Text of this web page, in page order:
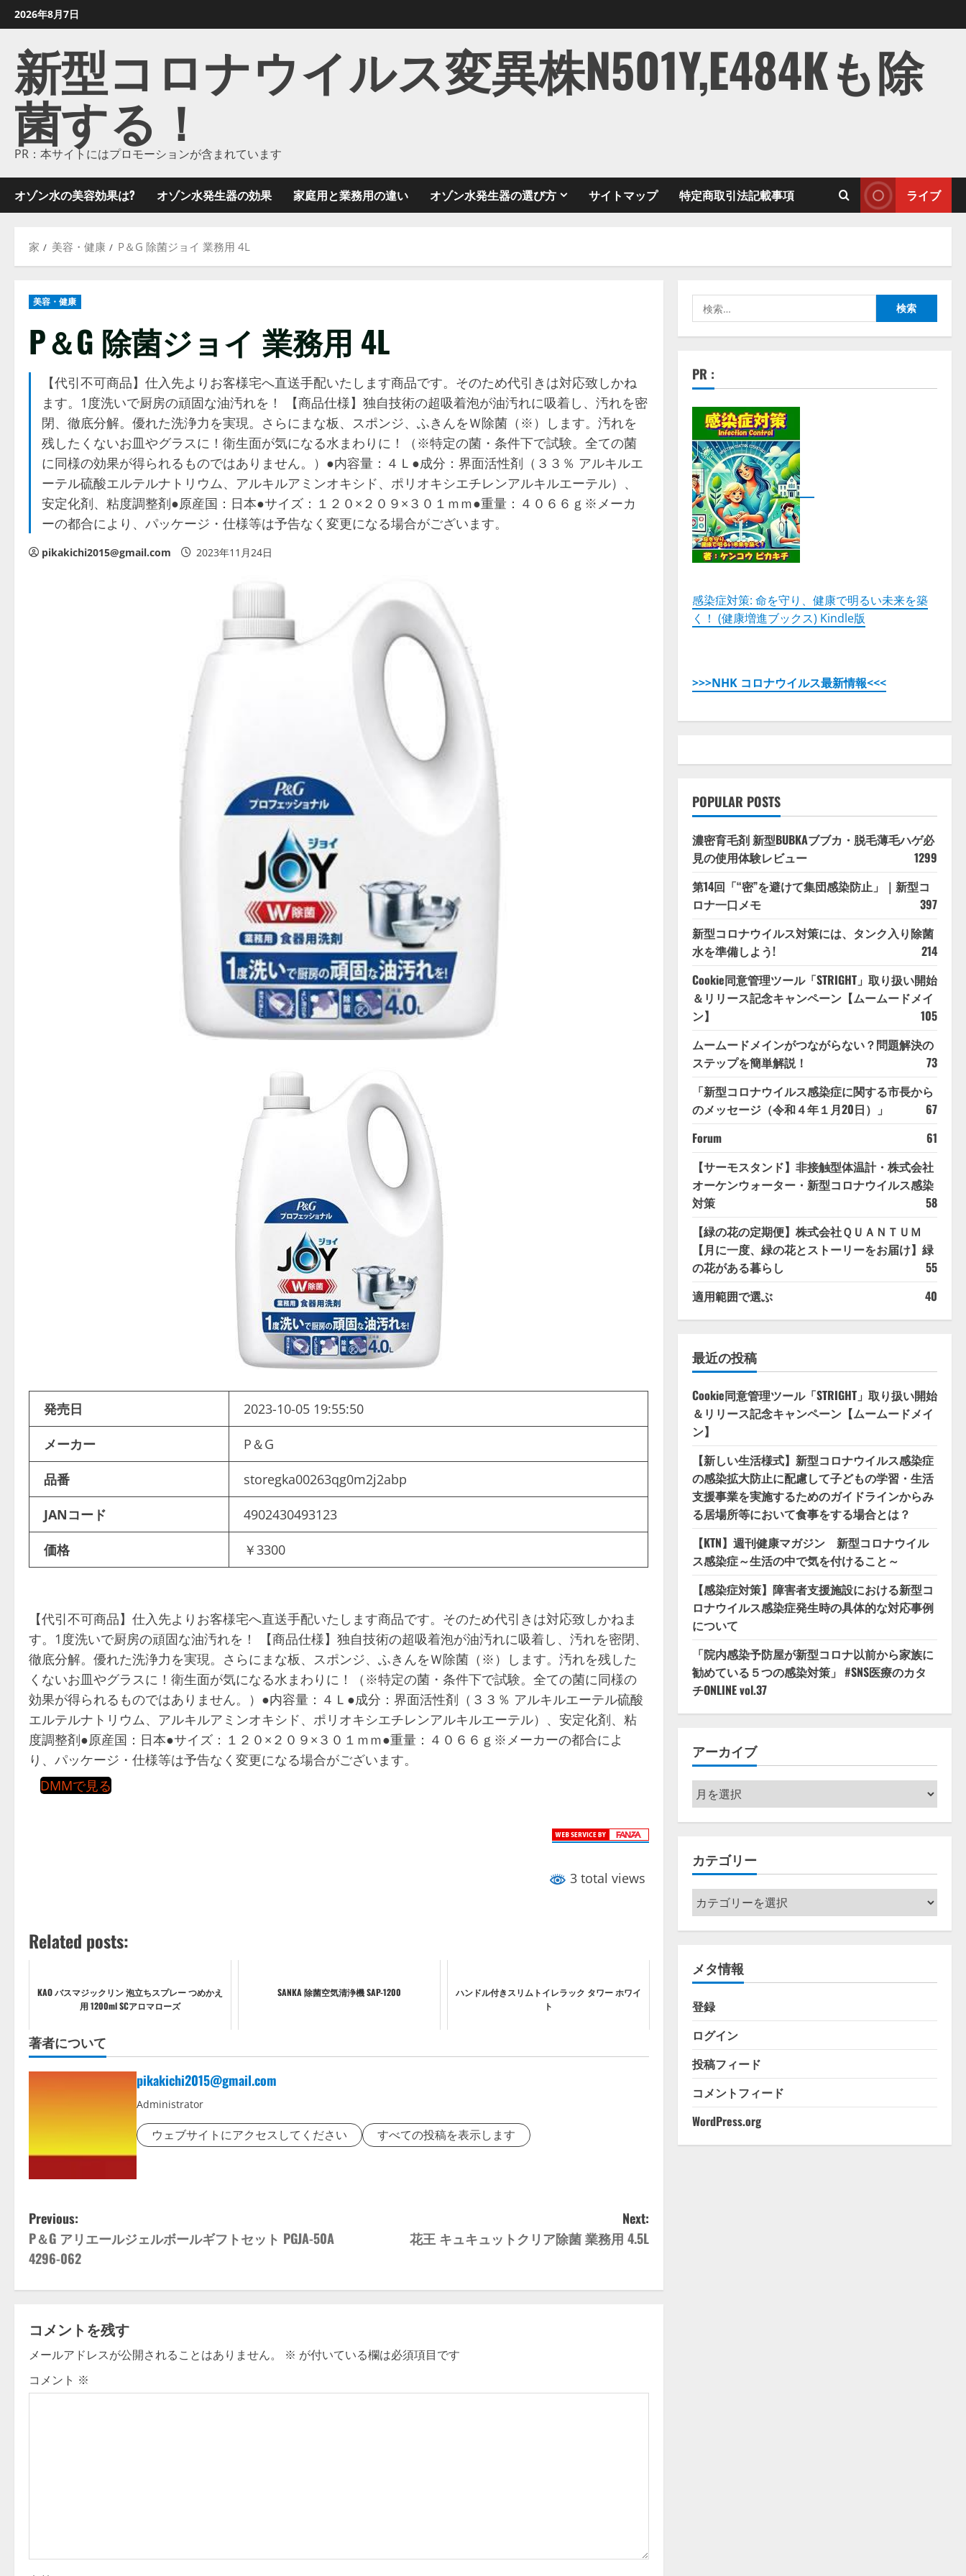
ン
2026年8月7日
新型コロナウイルス変異株N501Y,E484Kも除
菌する！
PR：本サイトにはプロモーションが含まれています
オゾン水の美容効果は? オゾン水発生器の効果 家庭用と業務用の違い オゾン水発生器の選び方 サイトマップ 特定商取引法記載事項 ライブ
家 美容・健康 P＆G 除菌ジョイ 業務用 4L
美容・健康
P＆G 除菌ジョイ 業務用 4L
【代引不可商品】仕入先よりお客様宅へ直送手配いたします商品です。そのため代引きは対応致しかね
ます。1度洗いで厨房の頑固な油汚れを！ 【商品仕様】独自技術の超吸着泡が油汚れに吸着し、汚れを密
閉、徹底分解。優れた洗浄力を実現。さらにまな板、スポンジ、ふきんをＷ除菌（※）します。汚れを
残したくないお皿やグラスに！衛生面が気になる水まわりに！（※特定の菌・条件下で試験。全ての菌
に同様の効果が得られるものではありません。）●内容量：４Ｌ●成分：界面活性剤（３３％ アルキルエ
ーテル硫酸エルテルナトリウム、アルキルアミンオキシド、ポリオキシエチレンアルキルエーテル）、
安定化剤、粘度調整剤●原産国：日本●サイズ：１２０×２０９×３０１ｍｍ●重量：４０６６ｇ※メーカ
ーの都合により、パッケージ・仕様等は予告なく変更になる場合がございます。
pikakichi2015@gmail.com 2023年11月24日
発売日 2023-10-05 19:55:50
メーカー P＆G
品番 storegka00263qg0m2j2abp
JANコード 4902430493123
価格 ￥3300
【代引不可商品】仕入先よりお客様宅へ直送手配いたします商品です。そのため代引きは対応致しかねま
す。1度洗いで厨房の頑固な油汚れを！ 【商品仕様】独自技術の超吸着泡が油汚れに吸着し、汚れを密閉、
徹底分解。優れた洗浄力を実現。さらにまな板、スポンジ、ふきんをＷ除菌（※）します。汚れを残した
くないお皿やグラスに！衛生面が気になる水まわりに！（※特定の菌・条件下で試験。全ての菌に同様の
効果が得られるものではありません。）●内容量：４Ｌ●成分：界面活性剤（３３％ アルキルエーテル硫酸
エルテルナトリウム、アルキルアミンオキシド、ポリオキシエチレンアルキルエーテル）、安定化剤、粘
度調整剤●原産国：日本●サイズ：１２０×２０９×３０１ｍｍ●重量：４０６６ｇ※メーカーの都合によ
り、パッケージ・仕様等は予告なく変更になる場合がございます。
DMMで見る
3 total views
Related posts:
KAO バスマジックリン 泡立ちスプレー つめかえ
用 1200ml SCアロマローズ
SANKA 除菌空気清浄機 SAP-1200
ハンドル付きスリムトイレラック タワー ホワイ
ト
著者について
pikakichi2015@gmail.com
Administrator
ウェブサイトにアクセスしてください すべての投稿を表示します
P
o
s
n
a
v
i
Previous:
P＆G アリエールジェルボールギフトセット PGJA-50A
4296-062
Next:
花王 キュキュットクリア除菌 業務用 4.5L
コメントを残す
メールアドレスが公開されることはありません。 ※ が付いている欄は必須項目です
コメント ※
索:
PR :
感染症対策: 命を守り、健康で明るい未来を築
く！ (健康増進ブックス) Kindle版
>>>NHK コロナウイルス最新情報<<<
POPULAR POSTS
濃密育毛剤 新型BUBKAブブカ・脱毛薄毛ハゲ必
見の使用体験レビュー
1299
第14回「“密”を避けて集団感染防止」｜新型コ
ロナ一口メモ
397
新型コロナウイルス対策には、タンク入り除菌
水を準備しよう!
214
Cookie同意管理ツール「STRIGHT」取り扱い開始
＆リリース記念キャンペーン【ムームードメイ
ン】
105
ムームードメインがつながらない？問題解決の
ステップを簡単解説！
73
「新型コロナウイルス感染症に関する市長から
のメッセージ（令和４年１月20日）」
67
Forum
61
【サーモスタンド】非接触型体温計・株式会社
オーケンウォーター・新型コロナウイルス感染
対策
58
【緑の花の定期便】株式会社ＱＵＡＮＴＵＭ
【月に一度、緑の花とストーリーをお届け】緑
の花がある暮らし
55
適用範囲で選ぶ
40
最近の投稿
Cookie同意管理ツール「STRIGHT」取り扱い開始
＆リリース記念キャンペーン【ムームードメイ
ン】
【新しい生活様式】新型コロナウイルス感染症
の感染拡大防止に配慮して子どもの学習・生活
支援事業を実施するためのガイドラインからみ
る居場所等において食事をする場合とは？
【KTN】週刊健康マガジン 新型コロナウイル
ス感染症～生活の中で気を付けること～
【感染症対策】障害者支援施設における新型コ
ロナウイルス感染症発生時の具体的な対応事例
について
「院内感染予防屋が新型コロナ以前から家族に
勧めている５つの感染対策」 #SNS医療のカタ
チONLINE vol.37
アーカイブ
ア
ー
カ
ブ
カテゴリー
カ
テ
ゴ
ー
メタ情報
登録
ログイン
投稿フィード
コメントフィード
WordPress.org